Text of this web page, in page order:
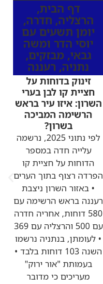
דף הבית,
הרצליה, חדרה,
יומן תשעים עם
יוסי הדר ומשה
גבאי, מבזקים,
נתניה, רעננה
זינוק בדוחות על
חציית קו לבן בערי
השרון: איזו עיר בראש
הרשימה המביכה
בשרון?
לפי נתוני 2025, נרשמה
עלייה חדה במספר
הדוחות על חציית קו
הפרדה רצוף בתוך הערים
• באזור השרון ניצבת
רעננה בראש הרשימה עם
580 דוחות, אחריה חדרה
עם 500 והרצליה עם 369
• לעומתן, בנתניה נרשמו
השנה 103 דוחות בלבד •
בעמותת "אור ירוק"
מעריכים כי מדובר